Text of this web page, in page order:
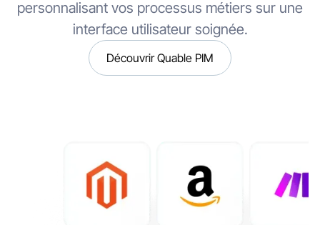
personnalisant vos processus métiers sur une
interface utilisateur soignée.
Découvrir Quable PIM